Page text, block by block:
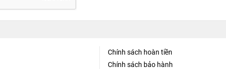
Chính sách hoàn tiền
Chính sách bảo hành